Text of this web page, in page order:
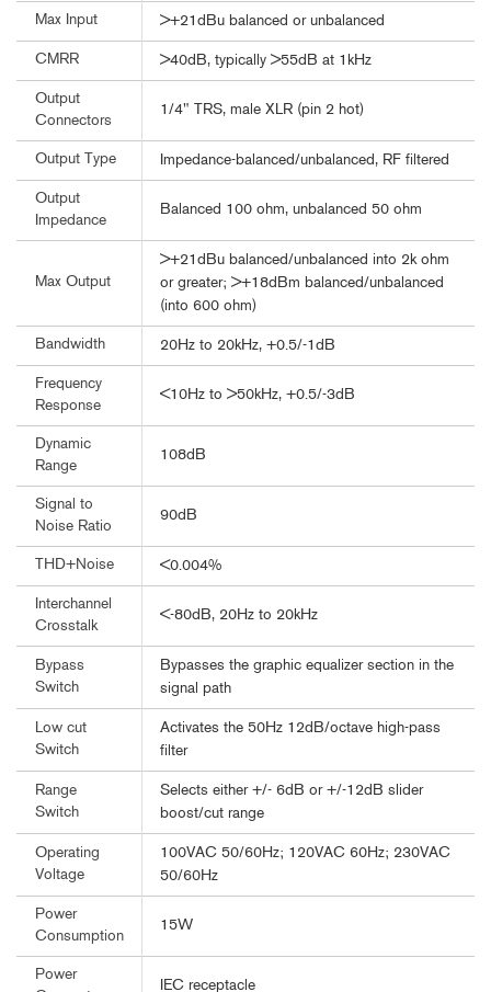
Max Input >+21dBu balanced or unbalanced
CMRR >40dB, typically >55dB at 1kHz
Output
Connectors
1/4" TRS, male XLR (pin 2 hot)
Output Type Impedance-balanced/unbalanced, RF filtered
Output
Impedance
Balanced 100 ohm, unbalanced 50 ohm
Max Output
>+21dBu balanced/unbalanced into 2k ohm
or greater; >+18dBm balanced/unbalanced
(into 600 ohm)
Bandwidth 20Hz to 20kHz, +0.5/-1dB
Frequency
Response
<10Hz to >50kHz, +0.5/-3dB
Dynamic
Range
108dB
Signal to
Noise Ratio
90dB
THD+Noise <0.004%
Interchannel
Crosstalk
<-80dB, 20Hz to 20kHz
Bypass
Switch
Bypasses the graphic equalizer section in the
signal path
Low cut
Switch
Activates the 50Hz 12dB/octave high-pass
filter
Range
Switch
Selects either +/- 6dB or +/-12dB slider
boost/cut range
Operating
Voltage
100VAC 50/60Hz; 120VAC 60Hz; 230VAC
50/60Hz
Power
Consumption
15W
Power
IEC receptacle